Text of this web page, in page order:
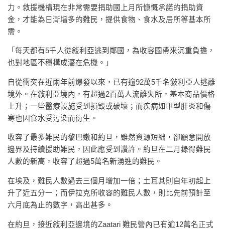
力。救援機構現在非常需要捐助國上月所慷慨承諾的捐助資
金，才能為日漸增多的難民，提供食物、食水及居所等基本所
需。
「每天都有5千人從敍利亞逃到鄰國，為收容國帶來沉重負擔，
也對地區不穩構成潛在危機。」
自從衝突在近兩年前爆發以來，已有逾92萬5千名敍利亞人逃離
境外。在敍利亞境內，有超過2百萬人流離失所，基本商品價格
上升；一些醫療設施受到損毀或破壞；而疾病如甲型肝炎和傷
寒也因食水受污染而衍生。
收容了最多難民的黎巴嫩和約旦，雖然資源短絀，卻願意開放
邊界及持續援助難民，因此應受到讚許。約旦在二月錄得難民
人數的新高，收容了超過5萬名新湧進的難民。
在埃及，難民人數過去三個月增加一倍；土耳其則自年初起上
升了近五分一；而伊拉克所收容的難民人數，則比先前預計至
六月底為止的數字，高出甚多。
在約旦，接近敍利亞邊境的Zaatari 難民營內已有逾12萬名正式